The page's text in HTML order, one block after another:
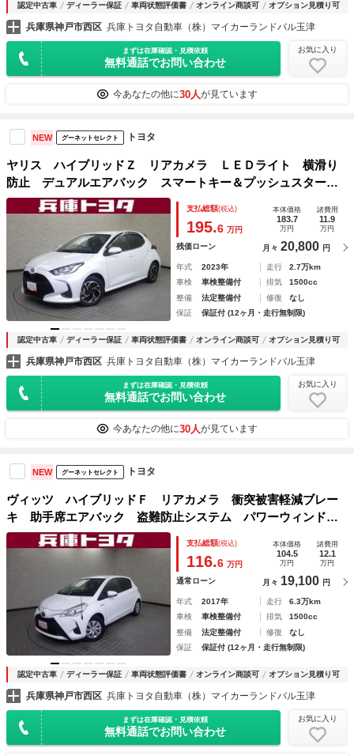
認定中古車 ディーラー保証 車両状態評価書 オンライン商談可 オプション見積り可
兵庫県神戸市西区 兵庫トヨタ自動車（株）マイカーランドバル玉津
まずは在庫確認・見積依頼
無料通話でお問い合わせ
お気に入り
今あなたの他に30人が見ています
NEW グーネットセレクト トヨタ
ヤリス ハイブリッドＺ リアカメラ ＬＥＤライト 横滑り
防止 デュアルエアバック スマートキー＆プッシュスター
ト サイドエアバッグ １オナ車 キーレスエントリー フル
セグＴＶ パワーウィンドウ ＥＴＣ装備 イモビライザー
支払総額(税込)
195.6 万円
本体価格
183.7
万円
諸費用
11.9
万円
残価ローン 月々 20,800 円
年式 2023年 走行
2.7万km
車検
車検整備付 排気
1500cc
整備
法定整備付 修復
なし
保証
保証付 (12ヶ月・走行無制限)
認定中古車 ディーラー保証 車両状態評価書 オンライン商談可 オプション見積り可
兵庫県神戸市西区 兵庫トヨタ自動車（株）マイカーランドバル玉津
まずは在庫確認・見積依頼
無料通話でお問い合わせ
お気に入り
今あなたの他に30人が見ています
NEW グーネットセレクト トヨタ
ヴィッツ ハイブリッドＦ リアカメラ 衝突被害軽減ブレー
キ 助手席エアバック 盗難防止システム パワーウィンド
ゥ キーレス 横滑り防止機能 ワンセグＴＶ オートエアコ
ン ＡＢＳ パワーステアリング ＥＴＣ車載器 メモリーナ
支払総額(税込)
116.6 万円
本体価格
104.5
万円
諸費用
12.1
万円
通常ローン 月々 19,100 円
年式 2017年 走行
6.3万km
車検
車検整備付 排気
1500cc
整備
法定整備付 修復
なし
保証
保証付 (12ヶ月・走行無制限)
認定中古車 ディーラー保証 車両状態評価書 オンライン商談可 オプション見積り可
兵庫県神戸市西区 兵庫トヨタ自動車（株）マイカーランドバル玉津
まずは在庫確認・見積依頼
無料通話でお問い合わせ
お気に入り